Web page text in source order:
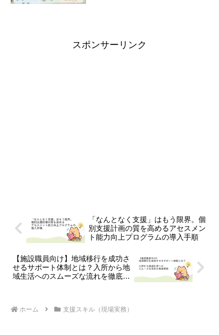
スポンサーリンク
「なんとなく支援」はもう限界。個
別支援計画の質を高めるアセスメン
ト能力向上プログラムの導入手順
【施設職員向け】地域移行を成功さ
せるサポート体制とは？入所から地
域生活へのスムーズな流れを徹底解
ホーム 支援スキル（現場実務）